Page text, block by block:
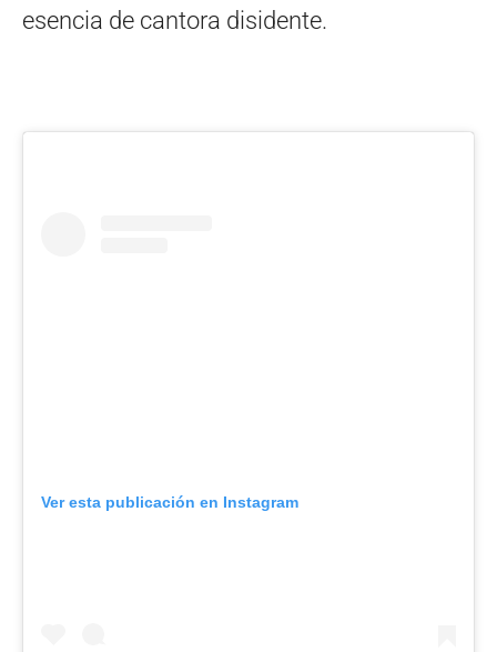
esencia de cantora disidente.
Ver esta publicación en Instagram